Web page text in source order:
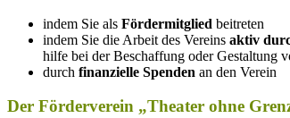
indem Sie als För­der­mit­glied bei­tre­ten
indem Sie die Arbeit des Ver­eins aktiv
hilfe bei der Beschaf­fung oder Gestal­tung
durch finan­zi­elle Spen­den an den Verein
Der Förderverein „Theater ohne